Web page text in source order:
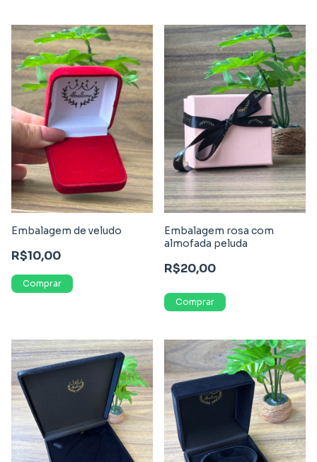
Embalagem de veludo
R$10,00
Embalagem rosa com
almofada peluda
R$20,00